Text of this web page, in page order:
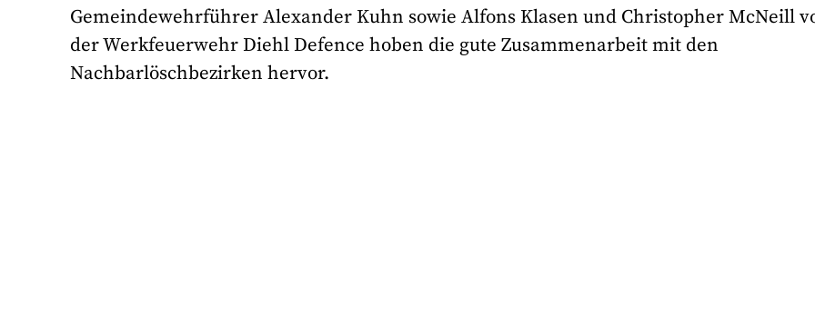
Gemeindewehrführer Alexander Kuhn sowie Alfons Klasen und Christopher McNeill
der Werkfeuerwehr Diehl Defence hoben die gute Zusammenarbeit mit den
Nachbarlöschbezirken hervor.